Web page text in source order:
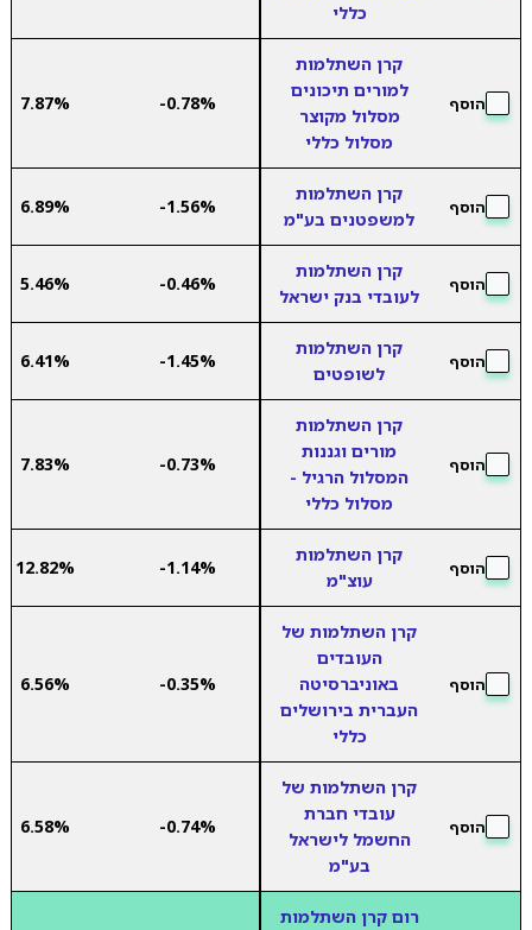
כללי
הוסף
קרן השתלמות
למורים תיכונים
מסלול מקוצר
מסלול כללי
-0.78%
7.87%
הוסף
קרן השתלמות
למשפטנים בע"מ
-1.56%
6.89%
הוסף
קרן השתלמות
לעובדי בנק ישראל
-0.46%
5.46%
הוסף
קרן השתלמות
לשופטים
-1.45%
6.41%
הוסף
קרן השתלמות
מורים וגננות
המסלול הרגיל -
מסלול כללי
-0.73%
7.83%
הוסף
קרן השתלמות
עוצ"מ
-1.14%
12.82%
הוסף
קרן השתלמות של
העובדים
באוניברסיטה
העברית בירושלים
כללי
-0.35%
6.56%
הוסף
קרן השתלמות של
עובדי חברת
החשמל לישראל
בע"מ
-0.74%
6.58%
רום קרן השתלמות